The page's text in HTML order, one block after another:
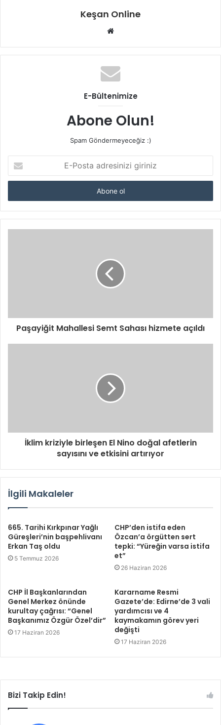
Keşan Online
Web
E-Bültenimize
Abone Olun!
Spam Göndermeyeceğiz :)
Posta
adresinizi
Paşayiğit Mahallesi Semt Sahası hizmete açıldı
İklim kriziyle birleşen El Nino doğal afetlerin
sayısını ve etkisini artırıyor
İlgili Makaleler
665. Tarihi Kırkpınar Yağlı
Güreşleri’nin başpehlivanı
Erkan Taş oldu
5 Temmuz 2026
CHP’den istifa eden
Özcan’a örgütten sert
tepki: “Yüreğin varsa istifa
et”
26 Haziran 2026
CHP İl Başkanlarından
Genel Merkez önünde
kurultay çağrısı: “Genel
Başkanımız Özgür Özel’dir”
17 Haziran 2026
Kararname Resmi
Gazete’de: Edirne’de 3 vali
yardımcısı ve 4
kaymakamın görev yeri
değişti
17 Haziran 2026
Bizi Takip Edin!